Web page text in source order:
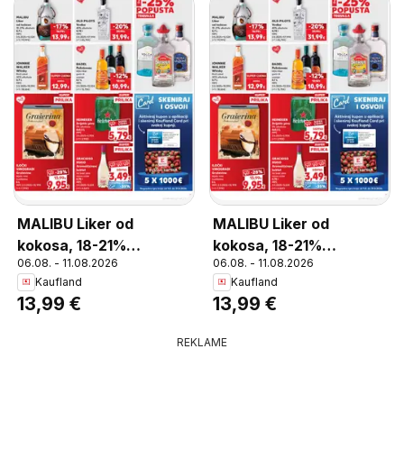
MALIBU Liker od
kokosa, 18-21%
alkohola, 0,7 L
06.08. - 11.08.2026
Kaufland
13,99 €
MALIBU Liker od
kokosa, 18-21%
alkohola, 0,7 L
06.08. - 11.08.2026
Kaufland
13,99 €
REKLAME